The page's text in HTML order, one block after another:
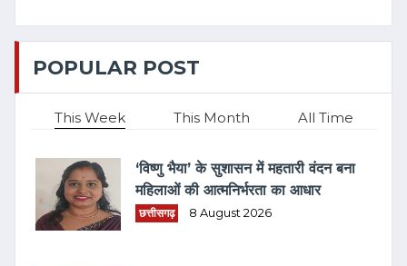
POPULAR POST
This Week This Month All Time
‘विष्णु भैया’ के सुशासन में महतारी वंदन बना
महिलाओं की आत्मनिर्भरता का आधार
छत्तीसगढ़ 8 August 2026